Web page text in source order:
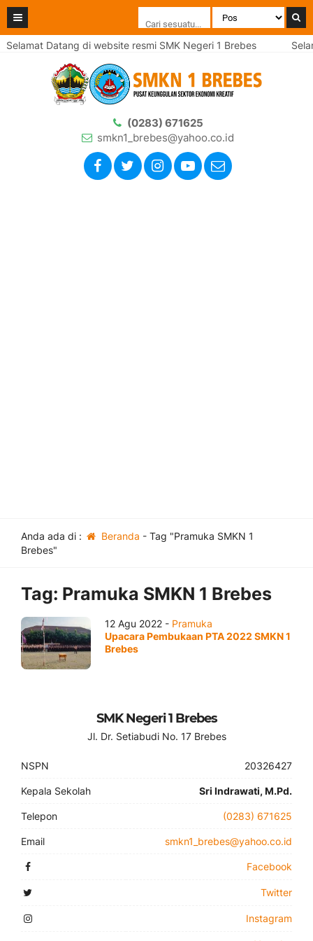
Selamat Datang di website resmi SMK Negeri 1 Brebes
(0283) 671625
smkn1_brebes@yahoo.co.id
Anda ada di : Beranda - Tag "Pramuka SMKN 1
Brebes"
Tag: Pramuka SMKN 1 Brebes
12 Agu 2022 - Pramuka
Upacara Pembukaan PTA 2022 SMKN 1
Brebes
SMK Negeri 1 Brebes
Jl. Dr. Setiabudi No. 17 Brebes
NSPN 20326427
Kepala Sekolah Sri Indrawati, M.Pd.
Telepon (0283) 671625
Email smkn1_brebes@yahoo.co.id
Facebook
Twitter
Instagram